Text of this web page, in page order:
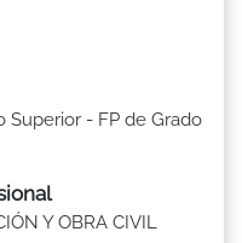
Superior - FP de Grado
Y OBRA CIVIL